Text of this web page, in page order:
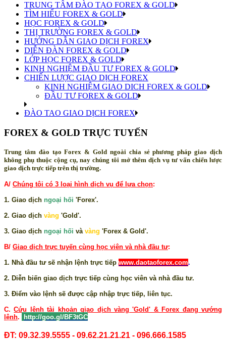
TRUNG TÂM ĐÀO TẠO FOREX & GOLD
TÌM HIỂU FOREX & GOLD
HỌC FOREX & GOLD
THỊ TRƯỜNG FOREX & GOLD
HƯỚNG DẪN GIAO DỊCH FOREX
DIỄN ĐÀN FOREX & GOLD
LỚP HỌC FOREX & GOLD
KINH NGHIỆM ĐẦU TƯ FOREX & GOLD
CHIẾN LƯỢC GIAO DỊCH FOREX
KINH NGHIỆM GIAO DICH FOREX & GOLD
ĐẦU TƯ FOREX & GOLD
ĐÀO TAO GIAO DỊCH FOREX
FOREX & GOLD TRỰC TUYẾN
Trung tâm đào tạo Forex & Gold ngoài chia sẻ phương pháp giao dịch
không phụ thuộc cộng cụ, nay chúng tôi mở thêm dịch vụ tư vấn chiến lược
giao dịch trực tiếp trên thị trường.
A/ Chúng tôi có 3 loại hình dịch vụ để lựa chọn:
1. Giao dịch ngoại hối 'Forex'.
2. Giao dịch vàng 'Gold'.
3. Giao dịch ngoại hối và vàng 'Forex & Gold'.
B/ Giao dịch trực tuyến cùng học viên và nhà đầu tư:
1. Nhà đầu tư sẽ nhận lệnh trực tiếp www.daotaoforex.com.
2. Diễn biến giao dịch trực tiếp cùng học viên và nhà đầu tư.
3. Điểm vào lệnh sẽ được cập nhập trực tiếp, liên tục.
C.Cứu lệnh tài khoản giao dịch vàng 'Gold' & Forex đang vướng
lệnh. http://goo.gl/BF3tGC
ĐT: 09.32.39.5555 - 09.62.21.21.21 - 096.666.1585